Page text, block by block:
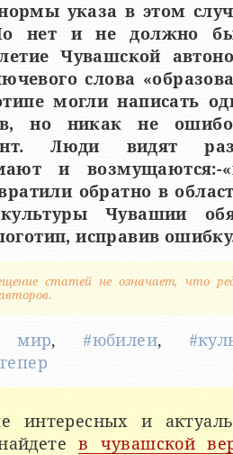
указа в этом
нет и не должно
летие Чувашской
слова
могли написать
но никак не
Люди видят
и возмущаются:-
обратно в
культуры Чувашии
исправив
статей не означает, что
мир,#юбилеи,
интересных и
в чувашской